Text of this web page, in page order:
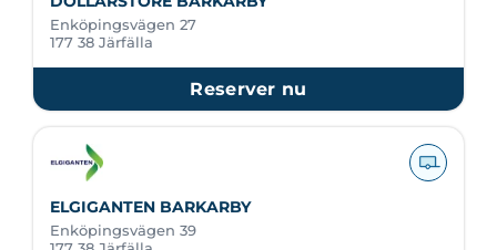
Enköpingsvägen 27
177 38 Järfälla
Reserver nu
ELGIGANTEN BARKARBY
Enköpingsvägen 39